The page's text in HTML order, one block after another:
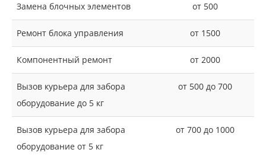
Замена блочных элементов от 500
Ремонт блока управления от 1500
Компонентный ремонт от 2000
Вызов курьера для забора
оборудование до 5 кг
от 500 до 700
Вызов курьера для забора
оборудование от 5 кг
от 700 до 1000